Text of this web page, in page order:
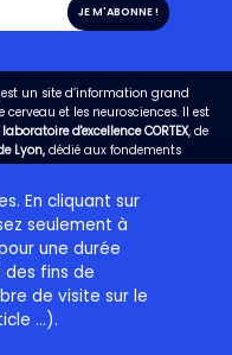
En cliquant sur
seulement à
une durée
fins de
de visite sur le
...).
un site d’information grand
cerveau et les neurosciences. Il est
laboratoire d'excellence CORTEX, de
Lyon,dédié aux fondements
la cognition. Son objectif est
de la science dans ce domaine et
qu’un dialogue fructueux s’engage
et la société.
Contact